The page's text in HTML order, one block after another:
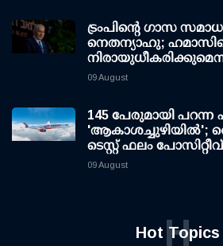
ട്രംപിന്റെ ഗാസ
നെതന്യാഹു;
09 August
145 പേരുമായി
'ആകാശച്ചുഴിയില്‍';
ടെസ്റ്റ് ഫലം പോസിറ്റീവ്
09 August
Hot Topics
H